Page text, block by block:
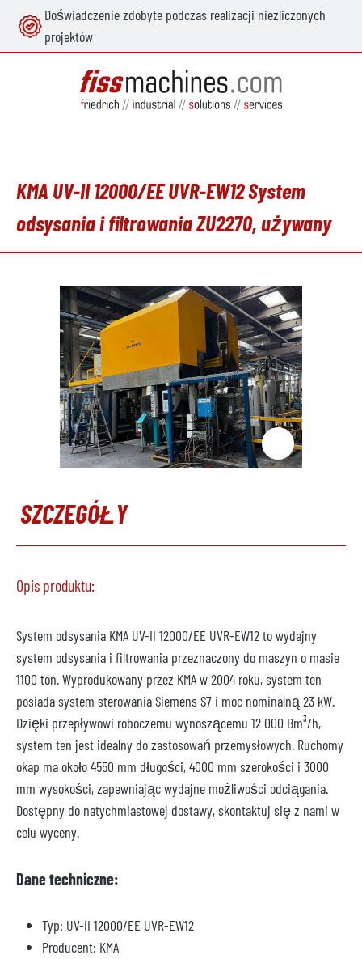
zawartości
Doświadczenie zdobyte podczas realizacji niezliczonych
projektów
KMA UV-II 12000/EE UVR-EW12 System
odsysania i filtrowania ZU2270, używany
Pomiń galerię zdjęć
SZCZEGÓŁY
Opis produktu:
System odsysania KMA UV-II 12000/EE UVR-EW12 to wydajny
system odsysania i filtrowania przeznaczony do maszyn o masie
1100 ton. Wyprodukowany przez KMA w 2004 roku, system ten
posiada system sterowania Siemens S7 i moc nominalną 23 kW.
Dzięki przepływowi roboczemu wynoszącemu 12 000 Bm³/h,
system ten jest idealny do zastosowań przemysłowych. Ruchomy
okap ma około 4550 mm długości, 4000 mm szerokości i 3000
mm wysokości, zapewniając wydajne możliwości odciągania.
Dostępny do natychmiastowej dostawy, skontaktuj się z nami w
celu wyceny.
Dane techniczne:
Typ: UV-II 12000/EE UVR-EW12
Producent: KMA